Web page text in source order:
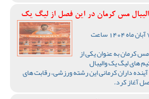
مس کرمان در این فصل از لیگ یک
چهارشنبه 7 آبان ماه 1404 ساعت
مس کرمان به عنوان یکی از
های لیگ یک والیبال
داران کرمانی این رشته ورزشی، رقابت های
آغاز کرد.